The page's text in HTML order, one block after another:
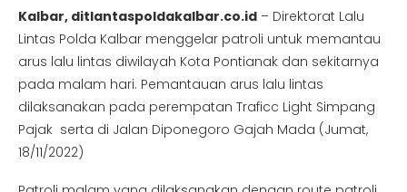
Kalbar, ditlantaspoldakalbar.co.id – Direktorat Lalu
Lintas Polda Kalbar menggelar patroli untuk memantau
arus lalu lintas diwilayah Kota Pontianak dan sekitarnya
pada malam hari. Pemantauan arus lalu lintas
dilaksanakan pada perempatan Traficc Light Simpang
Pajak serta di Jalan Diponegoro Gajah Mada (Jumat,
18/11/2022)